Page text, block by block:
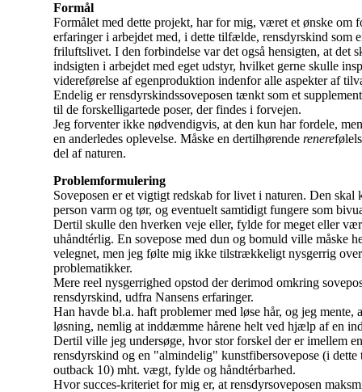
Formål
Formålet med dette projekt, har for mig, været et ønske om
erfaringer i arbejdet med, i dette tilfælde, rensdyrskind som
friluftslivet. I den forbindelse var det også hensigten, at det
indsigten i arbejdet med eget udstyr, hvilket gerne skulle
videreførelse af egenproduktion indenfor alle aspekter af
Endelig er rensdyrskindssoveposen tænkt som et
til de forskelligartede poser, der findes i forvejen.
Jeg forventer ikke nødvendigvis, at den kun har fordele,
en anderledes oplevelse. Måske en dertilhørende renere
del af naturen.
Problemformulering
Soveposen er et vigtigt redskab for livet i naturen. Den skal
person varm og tør, og eventuelt samtidigt fungere som
Dertil skulle den hverken veje eller, fylde for meget eller
uhåndtérlig. En sovepose med dun og bomuld ville måske
velegnet, men jeg følte mig ikke tilstrækkeligt nysgerrig
problematikker.
Mere reel nysgerrighed opstod der derimod omkring
rensdyrskind, udfra Nansens erfaringer.
Han havde bl.a. haft problemer med løse hår, og jeg mente,
løsning, nemlig at inddæmme hårene helt ved hjælp af en
Dertil ville jeg undersøge, hvor stor forskel der er imellem
rensdyrskind og en "almindelig" kunstfibersovepose (i
outback 10) mht. vægt, fylde og håndtérbarhed.
Hvor succes-kriteriet for mig er, at rensdyrsoveposen